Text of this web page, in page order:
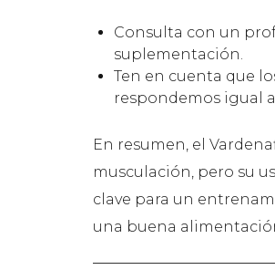
Consulta con un
suplementación.
Ten en cuenta que
respondemos igual
En resumen, el
musculación, pero su
clave para un
una buena